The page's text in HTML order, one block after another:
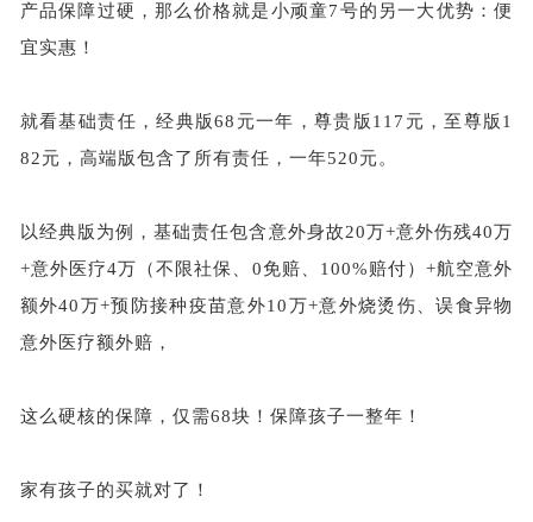
产品保障过硬，那么价格就是小顽童7号的另一大优势：便
宜实惠！
就看基础责任，经典版68元一年，尊贵版117元，至尊版1
82元，高端版包含了所有责任，一年520元。
以经典版为例，基础责任包含意外身故20万+意外伤残40万
+意外医疗4万（不限社保、0免赔、100%赔付）+航空意外
额外40万+预防接种疫苗意外10万+意外烧烫伤、误食异物
意外医疗额外赔，
这么硬核的保障，仅需68块！保障孩子一整年！
家有孩子的买就对了！